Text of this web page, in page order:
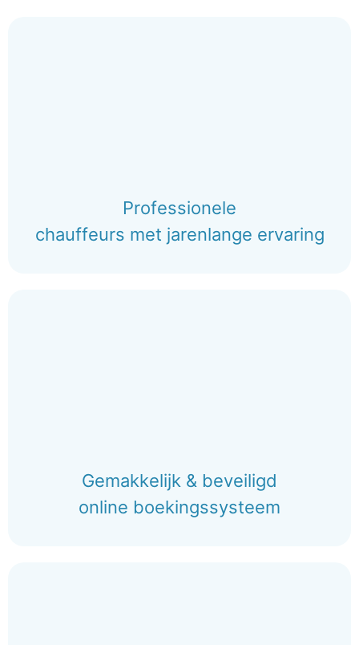
Professionele
chauffeurs met jarenlange ervaring
Gemakkelijk & beveiligd
online boekingssysteem